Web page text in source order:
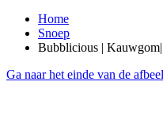
Home
Snoep
Bubblicious |
Ga naar het einde van de